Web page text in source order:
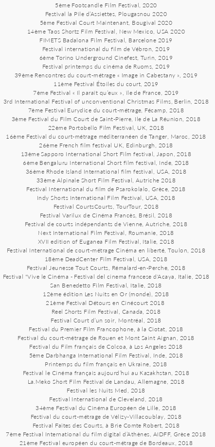
5ème Footcandle Film Festival, 2020
Festival la Pile d’Assiettes, Plougasnou 2020
5ème Festival Court Maintenant, Bougival 2020
14ème Taos Shortz Film Festival, New Mexico, USA 2020
FIMETS Badalona Film Festival, Barcelone 2019
Festival international du film de Vébron, 2019
6ème Torino Underground Cinefest, Turin, 2019
Festival printemps du cinéma de Ruoms, 2019
39ème Rencontres du court-métrage « Image in Cabestany », 2019
11ème Festival Étoiles du court, 2019
7ème Festival « Il paraît qu’eux », île de France, 2019
3rd International Festival of unconventional Christmas Films, Berlin, 2018
7ème Festival Eurydice du court-métrage, Fécamp, 2018
3ème Festival du Film Court de Saint-Pierre, Ile de La Réunion, 2018
22ème Portobello Film Festival, UK, 2018
16ème Festival du court-métrage méditerranéen de Tanger, Maroc, 2018
26ème French film festival UK, Edinburgh, 2018
13ème Sapporo International Short Film festival, Japon, 2018
6ème Bengaluru International Short film festival, Inde, 2018
36ème Rhode Island International film festival, USA, 2018
33ème Alpinale Short Film Festival, Autriche 2018
Festival International du film de Psarokolalo, Grèce, 2018
Indy Shorts International Film Festival, USA, 2018
Festival CourtsCourts, TourTour, 2018
Festival Varilux de Cinéma Francès, Brésil, 2018
Festival de courts indépendants de Vienne, Autriche, 2018
Next International Film Festival, Roumanie, 2018
XVII edition of Euganea Film Festival, Italie, 2018
Festival International de court-métrage Cinéma en liberté, Toulon, 2018
18ème DeadCenter Film Festival, USA, 2018
Festival Jeunesse Tout Courts, Rémalard-en-Perche, 2018
Festival "Vive le Cinéma - Festival del cinema francese d'Acaya, Italie, 2018
San Benedetto Film Festival, Italie, 2018
12ème édition Les Nuits en Or (monde), 2018
21ème Festival Détours en Cinécourt 2018
Reel Shorts Film Festival, Canada, 2018
Festival Court d’un soir, Montréal, 2018
Festival du Premier Film Francophone, à la Ciotat, 2018
Festival du court-métrage de Rouen et Mont Saint Aignan, 2018
Festival du Film français de Colcoa, à Los Angeles 2018
5ème Darbhanga International Film Festival, Inde, 2018
Printemps du film français en Ukraine, 2018
Festival le Cinéma français aujourd’hui au Kazakhstan, 2018
La.Meko Short Film Festival de Landau, Allemagne, 2018
Festival les Nuits Med, 2018
Festival International de Cleveland, 2018
34ème Festival du Cinéma Européen de Lille, 2018
Festival du court-métrage de Vélizy-Villacoublay, 2018
Festival Faites des Courts, à Brie Comte Robert, 2018
7ème Festival International du film digital d’Athènes, AIDFF, Grèce 2018
21ème Festival européen du court-métrage de Bordeaux, 2018